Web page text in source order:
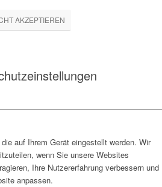
AKZEPTIEREN
auf Ihrem Gerät eingestellt werden. Wir
wenn Sie unsere Websites
Ihre Nutzererfahrung verbessern und
anpassen.